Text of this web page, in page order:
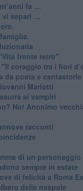
fa …
vi separi …
fronte retro"
coraggio tra i fiori
da poeta e cantastorie
Mariotti
ai vampiri
No! Anonimo
racconti
di un
sempre in estate
di felicità a Roma
delle nespole